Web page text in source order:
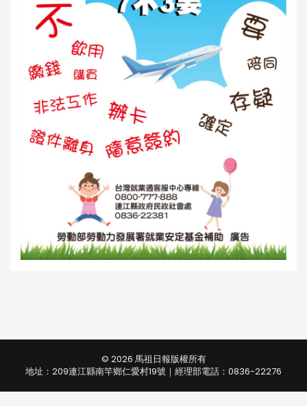
© 2026 馬祖日報版權所有
地址：209連江縣南竿鄉仁愛村19號｜經理部電話：0836-22276